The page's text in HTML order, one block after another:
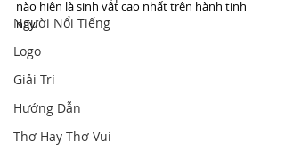
Người Nổi Tiếng
Logo
Giải Trí
Hướng Dẫn
Thơ Hay Thơ Vui
nào hiện là sinh vật cao nhất trên hành tinh
này.